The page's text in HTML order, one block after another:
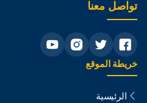
تواصل معنا
خريطة الموقع
الرئيسية